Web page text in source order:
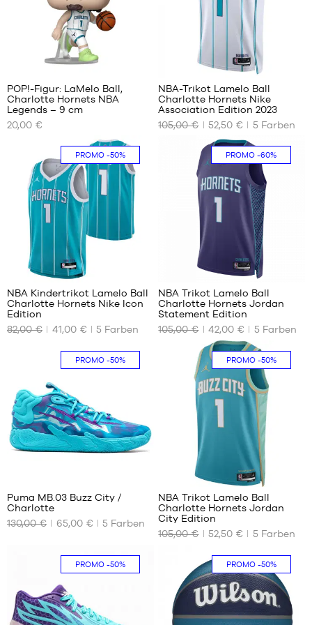
UNSERE
VERFÜGBAREN
GRÖSSEN
Einheitsgröße
POP!-Figur: LaMelo Ball,
Charlotte Hornets NBA
Legends – 9 cm
20,00 €
UNSERE
VERFÜGBAREN
GRÖSSEN
32
NBA-Trikot Lamelo Ball
Charlotte Hornets Nike
Association Edition 2023
105,00 €
52,50 € 5 Farben
PROMO-50%
UNSERE
GRÖSSEN
m bis
1,35 m
M –
Kind
–
1,50
m
L –
XL –
Kinder
– 1,65
38
NBA Kindertrikot Lamelo Ball
Charlotte Hornets Nike Icon
Edition
82,00 €
41,00 € 5 Farben
PROMO-60%
UNSERE
GRÖSSEN
32
NBA Trikot Lamelo Ball
Charlotte Hornets Jordan
Statement Edition
105,00 €
42,00 € 5 Farben
PROMO-50%
UNSERE
VERFÜGBAREN
Puma MB.03 Buzz City /
Charlotte
130,00 €
65,00 € 5 Farben
PROMO-50%
UNSERE
VERFÜGBAREN
GRÖSSEN
NBA Trikot Lamelo Ball
Charlotte Hornets Jordan
City Edition
105,00 €
52,50 € 5 Farben
PROMO-50% PROMO-50%